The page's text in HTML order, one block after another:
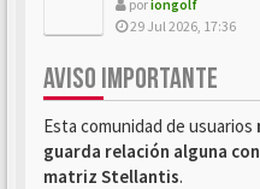
poriongolf
29 Jul 2026, 17:36
AVISO IMPORTANTE
Esta comunidad de usuarios
guarda relación alguna
matriz Stellantis.